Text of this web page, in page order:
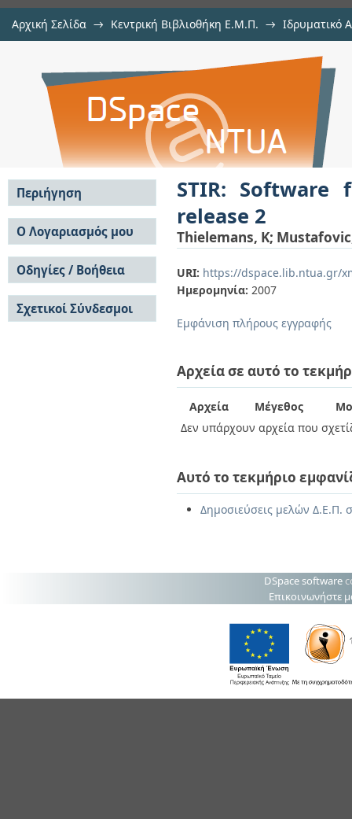
Αρχική Σελίδα → Κεντρική Βιβλιοθήκη Ε.Μ.Π. → Ιδρυματικό
STIR: Software for tomographic
STIR:
release 2
Thielemans, K;
URI: https://dspace.lib.ntua.gr/
Ημερομηνία: 2007
Εμφάνιση πλήρους εγγραφής
Αρχεία σε αυτό το
Αρχεία Μέγεθος
Δεν υπάρχουν αρχεία που
Αυτό το τεκμήριο
Δημοσιεύσεις μελών Δ.Ε.Π.
Περιήγηση
Σε όλο το DSpace
Κοινότητες & Συλλογές
Ανά Ημερομηνία
Έκδοσης
Συγγραφείς
Τίτλοι
Θέματα
Ο Λογαριασμός μου
Σύνδεση
Εγγραφή
Οδηγίες / Βοήθεια
Οδηγίες Υποβολής
Οδηγίες Χρήσης ΙΑ
Συχνές Ερωτήσεις
Σχετικοί Σύνδεσμοι
DSpace software
Επικοινωνήστε